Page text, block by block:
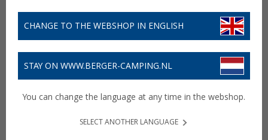
CHANGE TO THE WEBSHOP IN ENGLISH
STAY ON WWW.BERGER-CAMPING.NL
You can change the language at any time in the webshop.
SELECT ANOTHER LANGUAGE